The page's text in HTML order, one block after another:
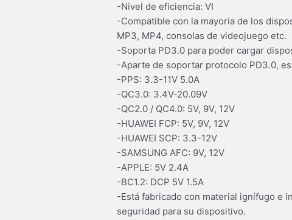
-Nivel de eficiencia: VI
-Compatible con la mayoria de los
MP3, MP4, consolas de videojuego etc.
-Soporta PD3.0 para poder cargar
-Aparte de soportar protocolo PD3.0,
-PPS: 3.3-11V 5.0A
-QC3.0: 3.4V-20.09V
-QC2.0 / QC4.0: 5V, 9V, 12V
-HUAWEI FCP: 5V, 9V, 12V
-HUAWEI SCP: 3.3-12V
-SAMSUNG AFC: 9V, 12V
-APPLE: 5V 2.4A
-BC1.2: DCP 5V 1.5A
-Está fabricado con material ignífugo e
seguridad para su dispositivo.